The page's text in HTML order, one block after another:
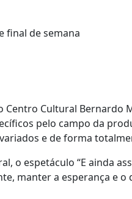
Centro Cultural Bernardo
pelo campo da
e de forma
o espetáculo “E ainda
manter a esperança e o